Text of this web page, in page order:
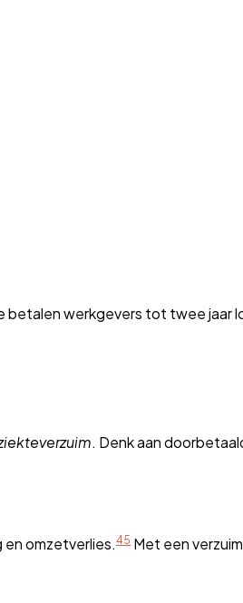
betalen werkgevers tot twee jaar
. Denk aan
en omzetverlies.45 Met een